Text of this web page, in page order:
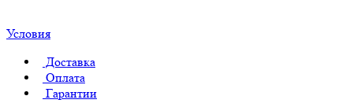
Условия
Доставка
Оплата
Гарантии